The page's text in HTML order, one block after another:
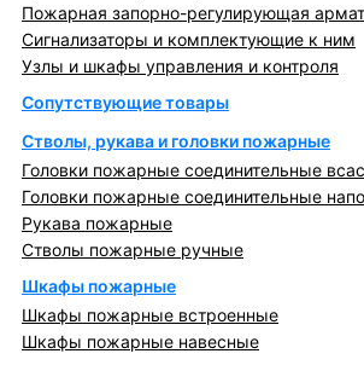
Пожарная запорно-регулирующая
Сигнализаторы и комплектующие к ним
Узлы и шкафы управления и контроля
Сопутствующие товары
Стволы, рукава и головки пожарные
Головки пожарные соединительные
Головки пожарные соединительные
Рукава пожарные
Стволы пожарные ручные
Шкафы пожарные
Шкафы пожарные встроенные
Шкафы пожарные навесные